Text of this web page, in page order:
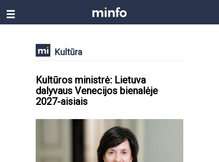
Kultūra
Kultūros ministrė: Lietuva
dalyvaus Venecijos bienalėje
2027-aisiais